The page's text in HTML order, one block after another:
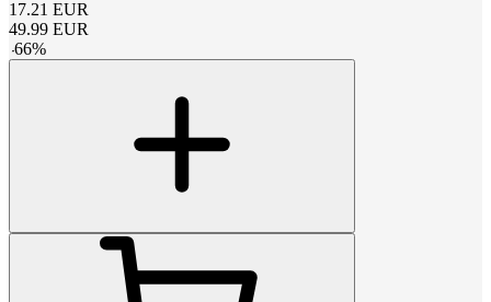
17.21 EUR
49.99 EUR
-66%